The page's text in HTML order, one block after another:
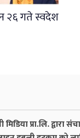
२६ गते स्वदेश
प्रा.लि. द्वारा